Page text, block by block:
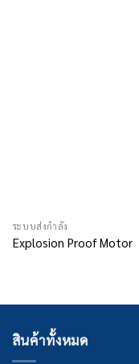
ระบบส่งกำลัง
Explosion Proof Motor
สินค้าทั้งหมด